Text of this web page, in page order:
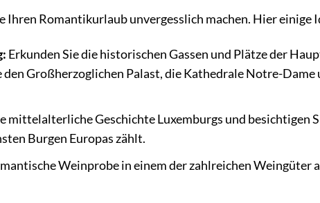
Romantikurlaub unvergesslich machen. Hier einige
Erkunden Sie die historischen Gassen und Plätze der
Großherzoglichen Palast, die Kathedrale Notre-Dame
mittelalterliche Geschichte Luxemburgs und besichtigen
Burgen Europas zählt.
Weinprobe in einem der zahlreichen Weingüter